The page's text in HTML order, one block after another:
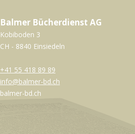
Balmer Bücherdienst AG
Kobiboden 3
CH - 8840 Einsiedeln
+41 55 418 89 89
info@balmer-bd.ch
balmer-bd.ch